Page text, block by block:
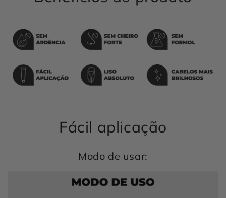
Fácil aplicação
Modo de usar: